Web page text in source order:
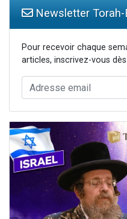
Newsletter Torah-
Pour recevoir chaque
articles, inscrivez-vous